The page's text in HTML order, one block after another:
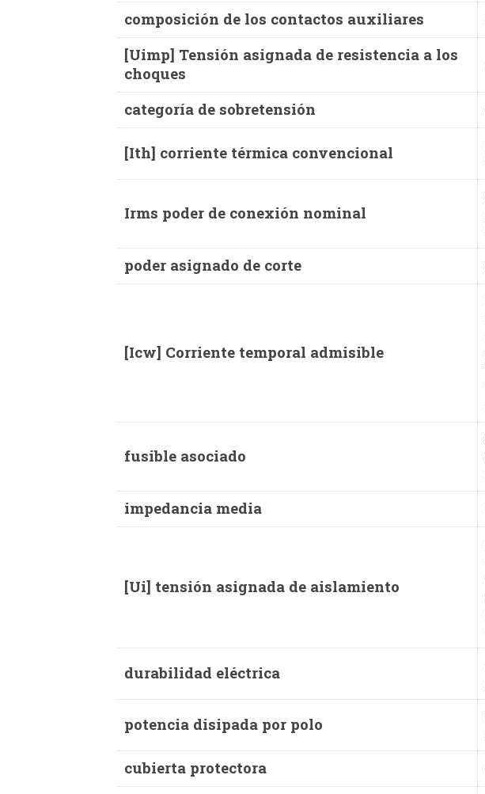
composición de los contactos auxiliares
[Uimp] Tensión asignada de resistencia a los
choques
categoría de sobretensión
[Ith] corriente térmica convencional
Irms poder de conexión nominal
poder asignado de corte
[Icw] Corriente temporal admisible
fusible asociado
impedancia media
[Ui] tensión asignada de aislamiento
durabilidad eléctrica
potencia disipada por polo
cubierta protectora